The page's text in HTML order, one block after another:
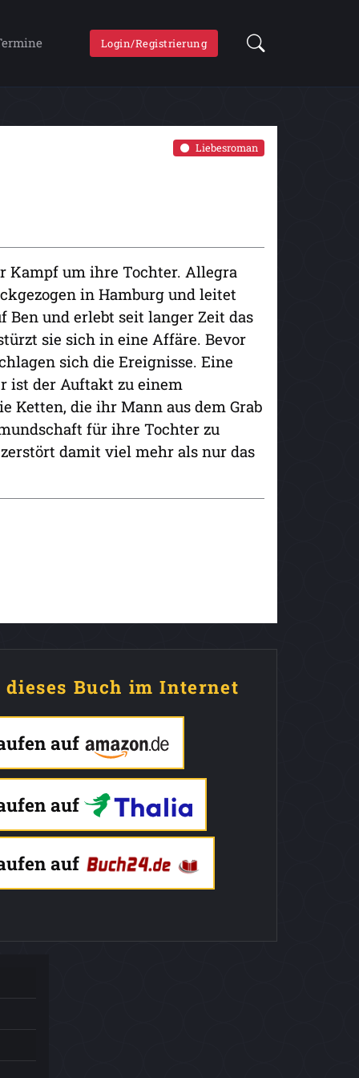
Login/Registrierung
Liebesroman
Kampf um ihre Tochter. Allegra
in Hamburg und leitet
und erlebt seit langer Zeit das
sie sich in eine Affäre. Bevor
sich die Ereignisse. Eine
ist der Auftakt zu einem
Ketten, die ihr Mann aus dem Grab
für ihre Tochter zu
damit viel mehr als nur das
dieses Buch im Internet
auf
auf
auf